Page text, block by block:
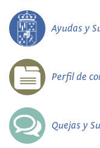
Ayudas y
Perfil de
Quejas y